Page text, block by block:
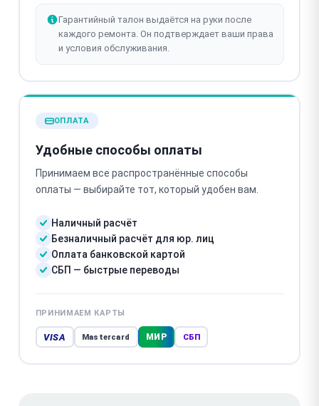
Гарантийный талон выдаётся на руки после
каждого ремонта. Он подтверждает ваши права
и условия обслуживания.
ОПЛАТА
Удобные способы оплаты
Принимаем все распространённые способы
оплаты — выбирайте тот, который удобен вам.
Наличный расчёт
Безналичный расчёт для юр. лиц
Оплата банковской картой
СБП — быстрые переводы
ПРИНИМАЕМ КАРТЫ
VISA Mastercard МИР СБП